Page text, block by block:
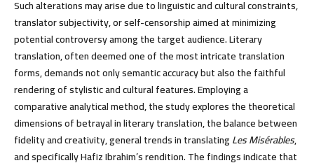
Such alterations may arise due to linguistic and cultural constraints,
translator subjectivity, or self-censorship aimed at minimizing
potential controversy among the target audience. Literary
translation, often deemed one of the most intricate translation
forms, demands not only semantic accuracy but also the faithful
rendering of stylistic and cultural features. Employing a
comparative analytical method, the study explores the theoretical
dimensions of betrayal in literary translation, the balance between
fidelity and creativity, general trends in translatingLes Misérables,
and specifically Hafiz Ibrahim’s rendition. The findings indicate that